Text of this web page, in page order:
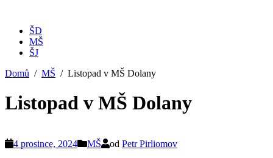
ŠD
MŠ
ŠJ
Domů
MŠ Listopad v MŠ Dolany
Listopad v MŠ Dolany
4 prosince, 2024 MŠ od Petr Pirliomov